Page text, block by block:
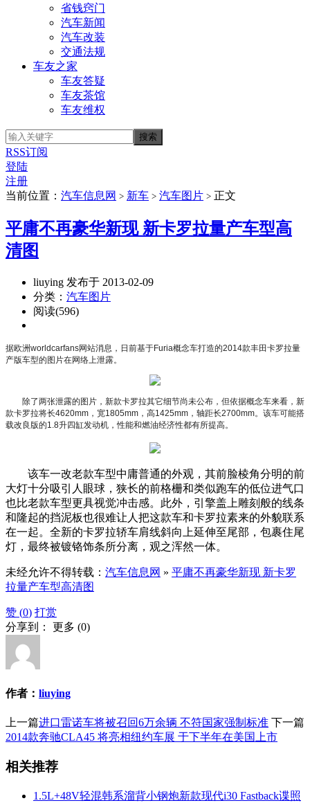
省钱窍门
汽车新闻
汽车改装
交通法规
车友之家
车友答疑
车友茶馆
车友维权
RSS订阅
登陆
注册
当前位置： 汽车信息网 > 新车 > 汽车图片 > 正文
平庸不再豪华新现 新卡罗拉量产车型高
清图
liuying 发布于 2013-02-09
分类： 汽车图片
阅读(596)
据欧洲worldcarfans网站消息，日前基于Furia概念车打造的2014款丰田卡罗拉量
产版车型的图片在网络上泄露。
除了两张泄露的图片，新款卡罗拉其它细节尚未公布，但依据概念车来看，新
款卡罗拉将长4620mm，宽1805mm，高1425mm，轴距长2700mm。该车可能搭
载改良版的1.8升四缸发动机，性能和燃油经济性都有所提高。
该车一改老款车型中庸普通的外观，其前脸棱角分明的前
大灯十分吸引人眼球，狭长的前格栅和类似跑车的低位进气口
也比老款车型更具视觉冲击感。此外，引擎盖上雕刻般的线条
和隆起的挡泥板也很难让人把这款车和卡罗拉素来的外貌联系
在一起。全新的卡罗拉轿车肩线斜向上延伸至尾部，包裹住尾
灯，最终被镀铬饰条所分离，观之浑然一体。
未经允许不得转载： 汽车信息网 » 平庸不再豪华新现 新卡罗
拉量产车型高清图
赞 (0) 打赏
分享到： 更多 (0)
作者： liuying
上一篇进口雷诺车将被召回6万余辆 不符国家强制标准 下一篇
2014款奔驰CLA45 将亮相纽约车展 于下半年在美国上市
相关推荐
1.5L+48V轻混韩系溜背小钢炮新款现代i30 Fastback谍照